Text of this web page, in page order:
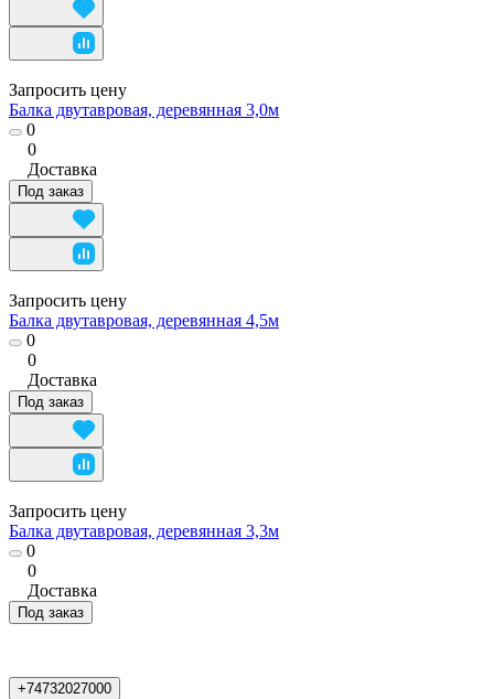
Запросить цену
Балка двутавровая, деревянная 3,0м
0
0
Доставка
Под заказ
Запросить цену
Балка двутавровая, деревянная 4,5м
0
0
Доставка
Под заказ
Запросить цену
Балка двутавровая, деревянная 3,3м
0
0
Доставка
Под заказ
+74732027000